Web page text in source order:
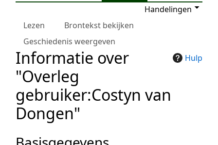
Handelingen
Lezen
Brontekst bekijken
Geschiedenis weergeven
Hulp
Informatie over
"Overleg
gebruiker:Costyn van
Dongen"